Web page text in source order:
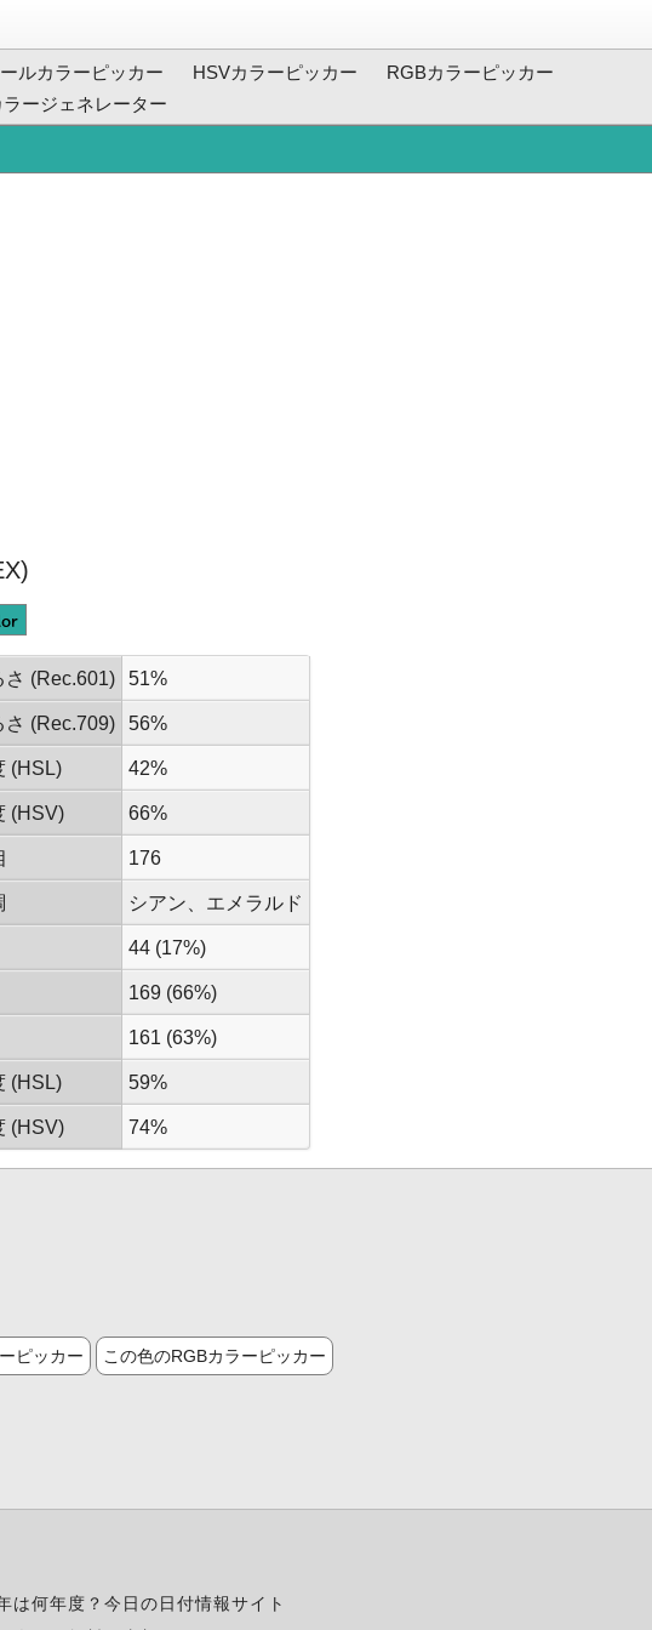
ルカラーピッカー HSVカラーピッカー
RGBカラーピッカー
ージェネレーター
さ (Rec.601) 51%
さ (Rec.709) 56%
(HSL) 42%
(HSV) 66%
176
シアン、エメラルド
44 (17%)
169 (66%)
161 (63%)
(HSL) 59%
(HSV) 74%
ピッカー この色のRGBカラーピッカー
は何年度？今日の日付情報サイト